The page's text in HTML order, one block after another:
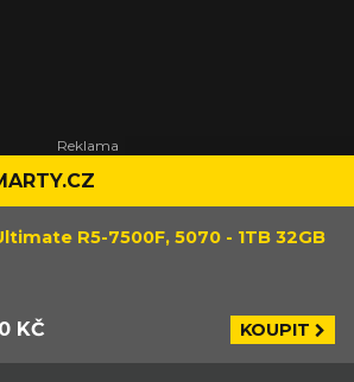
R5-7500F, 5070 - 1TB 32GB
KČ KOUPIT